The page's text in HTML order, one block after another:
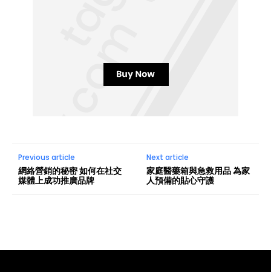
Previous article
網絡營銷的秘密 如何在社交
媒體上成功推廣品牌
Next article
家庭醫藥箱與急救用品 為家
人預備的貼心守護